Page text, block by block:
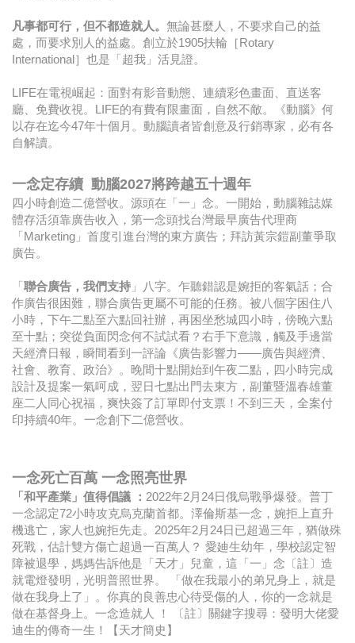
凡事都可行，但不都造就人。 無論甚麼人，不要求自己的益
處，而要求別人的益處。創立於1905扶輪［Rotary
International］也是「超我」活見證。
LIFE在電視崛起：面對有影音動態、連續彩色畫面、直送客
廳、免費收視。LIFE的有費有限畫面，自然不敵。《動腦》何
以存在迄今47年十個月。動腦讀者皆創意及行銷專家，必有各
自解讀。
一念定存續 動腦2027將跨越五十週年
四小時創造二億營收。源頭在「一」念。一開始，動腦雜誌媒
體存活須靠廣告收入，第一念頭找台灣最早廣告代理商
「Marketing」首度引進台灣的東方廣告；拜訪黃宗鎧副董爭取
廣告。
「聯合廣告，我們支持 」八字。乍聽錯認是婉拒的客氣話；合
作廣告很困難，聯合廣告更屬不可能的任務。被八個字困住八
小時，下午二點至六點回社辦，再困坐愁城四小時，傍晚六點
至十點；突從負面閃念何不試試看？右手下意識，觸及手邊當
天經濟日報，瞬間看到一評論《廣告影響力——廣告與經濟、
社會、教育、政治》。晚間十點開始到午夜二點，四小時完成
設計及提案一氣呵成，翌日七點出門去東方，副董暨溫春雄董
座二人同心祝福，爽快簽了訂單即付支票！不到三天，全案付
印持續40年。一念創下二億營收。
一念死亡百萬 一念照亮世界
「和平產業」值得倡議 ： 2022年2月24日俄烏戰爭爆發。普丁
一念認定72小時攻克烏克蘭首都。澤倫斯基一念，婉拒上直升
機逃亡，家人也婉拒先走。2025年2月24日已超過三年，猶做殊
死戰，估計雙方傷亡超過一百萬人？ 愛廸生幼年，學校認定智
障被退學，媽媽告訴他是「天才」兒童，這「一」念〔註〕造
就電燈發明，光明普照世界。 「做在我最小的弟兄身上，就是
做在我身上了」。你真的良善忠心待受傷的人，你的一念就是
做在基督身上。一念造就人 ！ 〔註〕關鍵字搜尋：發明大佬愛
迪生的傳奇一生！【天才簡史】